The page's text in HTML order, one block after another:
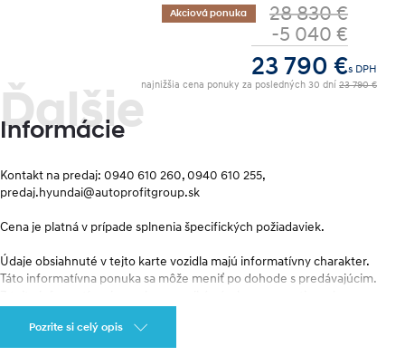
Akciová ponuka
28 830 €
-5 040 €
23 790 €s DPH
najnižšia cena ponuky za posledných 30 dní23 790 €
Ďalšie
Informácie
Kontakt na predaj: 0940 610 260, 0940 610 255,
predaj.hyundai@autoprofitgroup.sk
Cena je platná v prípade splnenia špecifických požiadaviek.
Údaje obsiahnuté v tejto karte vozidla majú informatívny charakter.
Táto informatívna ponuka sa môže meniť po dohode s predávajúcim.
Pozrite si celý opis